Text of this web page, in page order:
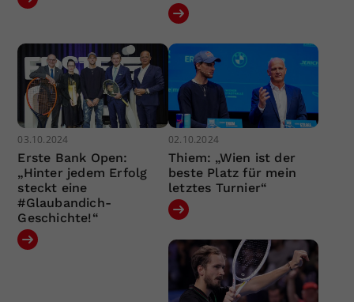
03.10.2024
Erste Bank Open:
„Hinter jedem Erfolg
steckt eine
#Glaubandich-
Geschichte!“
02.10.2024
Thiem: „Wien ist der
beste Platz für mein
letztes Turnier“